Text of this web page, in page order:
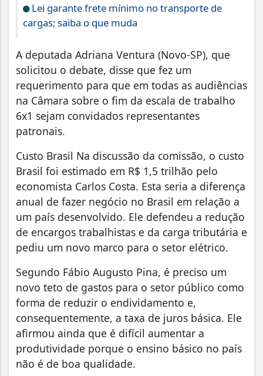
Lei garante frete mínimo no transporte de
cargas; saiba o que muda
A deputada Adriana Ventura (Novo-SP), que
solicitou o debate, disse que fez um
requerimento para que em todas as audiências
na Câmara sobre o fim da escala de trabalho
6x1 sejam convidados representantes
patronais.
Custo Brasil Na discussão da comissão, o custo
Brasil foi estimado em R$ 1,5 trilhão pelo
economista Carlos Costa. Esta seria a diferença
anual de fazer negócio no Brasil em relação a
um país desenvolvido. Ele defendeu a redução
de encargos trabalhistas e da carga tributária e
pediu um novo marco para o setor elétrico.
Segundo Fábio Augusto Pina, é preciso um
novo teto de gastos para o setor público como
forma de reduzir o endividamento e,
consequentemente, a taxa de juros básica. Ele
afirmou ainda que é difícil aumentar a
produtividade porque o ensino básico no país
não é de boa qualidade.